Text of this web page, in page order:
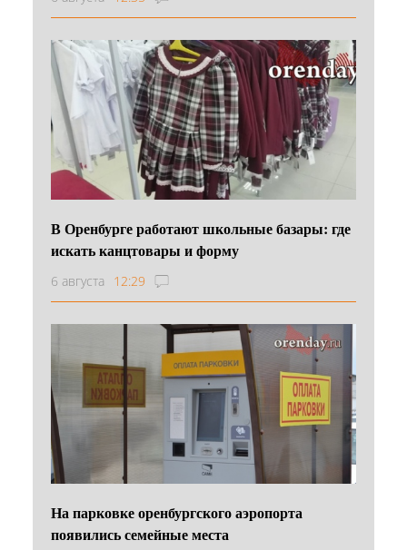
В Оренбурге работают школьные базары: где
искать канцтовары и форму
6 августа 12:29
На парковке оренбургского аэропорта
появились семейные места